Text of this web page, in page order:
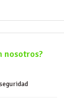
nosotros?